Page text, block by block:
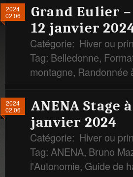
2024
02.06
Grand Eulier
12 janvier
Catégorie: Hiver ou
Tag: Belledonne,
montagne, Randonnée
2024
02.06
ANENA Stage
janvier 2024
Catégorie: Hiver ou
Tag: ANENA, Bruno
l'Autonomie, Guide de